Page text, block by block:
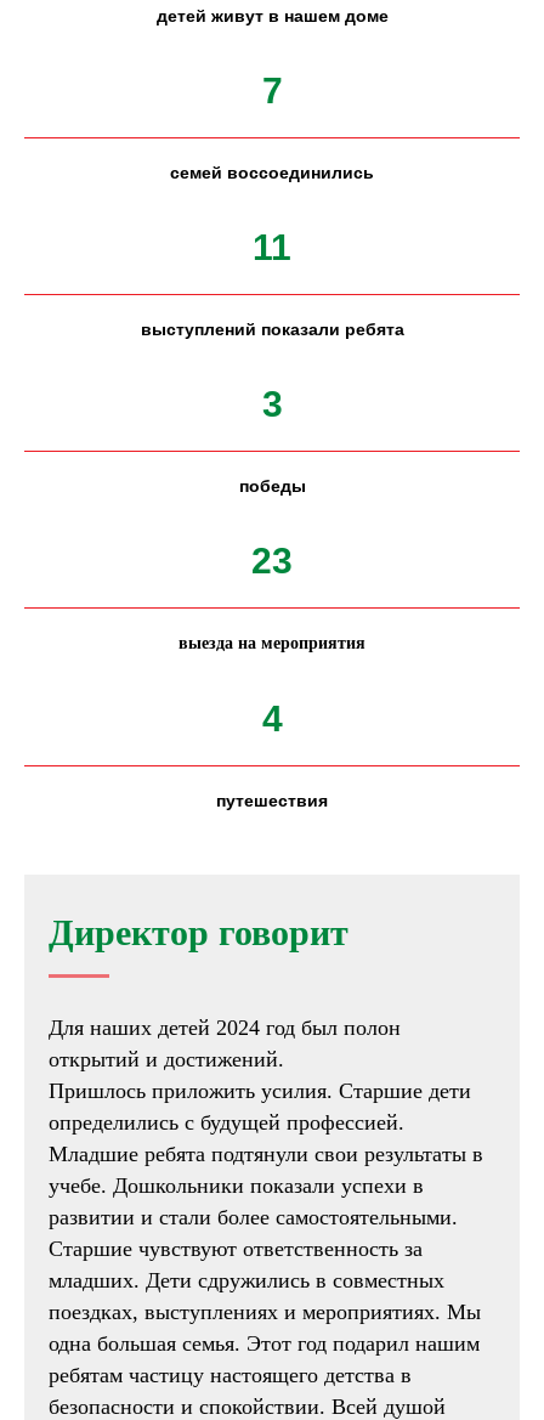
детей живут в нашем доме
7
семей воссоединились
11
выступлений показали ребята
3
победы
23
выезда на мероприятия
4
путешествия
Директор говорит
Для наших детей 2024 год был полон
открытий и достижений.
Пришлось приложить усилия. Старшие дети
определились с будущей профессией.
Младшие ребята подтянули свои результаты в
учебе. Дошкольники показали успехи в
развитии и стали более самостоятельными.
Старшие чувствуют ответственность за
младших. Дети сдружились в совместных
поездках, выступлениях и мероприятиях. Мы
одна большая семья. Этот год подарил нашим
ребятам частицу настоящего детства в
безопасности и спокойствии. Всей душой